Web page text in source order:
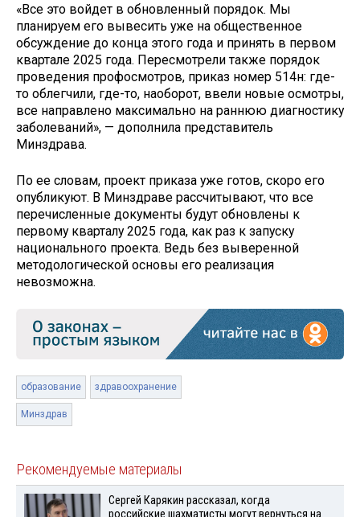
«Все это войдет в обновленный порядок. Мы
планируем его вывесить уже на общественное
обсуждение до конца этого года и принять в первом
квартале 2025 года. Пересмотрели также порядок
проведения профосмотров, приказ номер 514н: где-
то облегчили, где-то, наоборот, ввели новые осмотры,
все направлено максимально на раннюю диагностику
заболеваний», — дополнила представитель
Минздрава.
По ее словам, проект приказа уже готов, скоро его
опубликуют. В Минздраве рассчитывают, что все
перечисленные документы будут обновлены к
первому кварталу 2025 года, как раз к запуску
национального проекта. Ведь без выверенной
методологической основы его реализация
невозможна.
образование здравоохранение
Минздрав
Рекомендуемые материалы
Сергей Карякин рассказал, когда
российские шахматисты могут вернуться на